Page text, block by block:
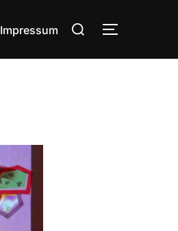
Impressum
Suchen